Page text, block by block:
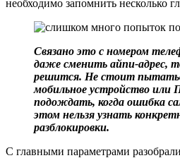
необходимо запомнить несколько
Связано это с номером
даже сменить айпи-адрес,
решится. Не стоит
мобильное устройство или
подождать, когда ошибка
этом нельзя узнать
разблокировки.
С главными параметрами